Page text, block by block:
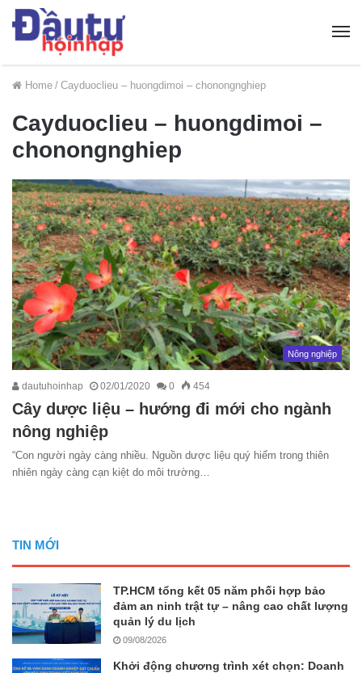
Home / Cayduoclieu – huongdimoi – chonongnghiep
Cayduoclieu – huongdimoi –
chonongnghiep
Nông nghiệp
dautuhoinhap 02/01/2020 0 454
Cây dược liệu – hướng đi mới cho ngành
nông nghiệp
“Con người ngày càng nhiều. Nguồn dược liệu quý hiếm trong thiên
nhiên ngày càng cạn kiệt do môi trường…
TIN MỚI
TP.HCM tổng kết 05 năm phối hợp bảo
đảm an ninh trật tự – nâng cao chất lượng
quản lý du lịch
09/08/2026
Khởi động chương trình xét chọn: Doanh